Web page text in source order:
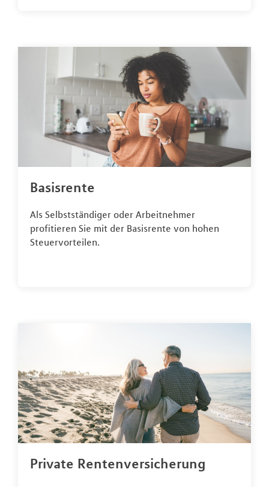
Basisrente
Als Selbstständiger oder Arbeitnehmer
profitieren Sie mit der Basisrente von hohen
Steuervorteilen.
Private Rentenversicherung